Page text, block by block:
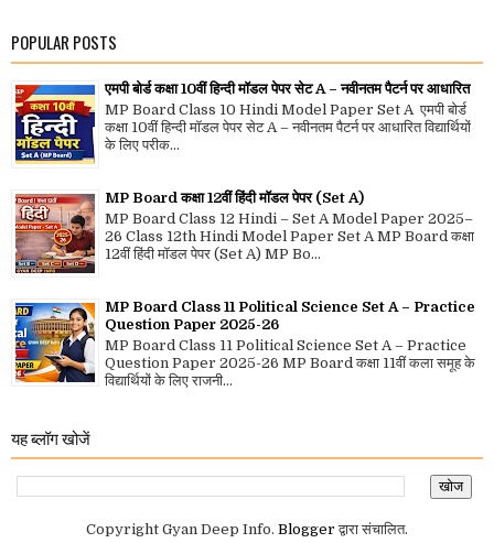
POPULAR POSTS
एमपी बोर्ड कक्षा 10वीं हिन्दी मॉडल पेपर सेट A – नवीनतम पैटर्न पर आधारित
MP Board Class 10 Hindi Model Paper Set A एमपी बोर्ड
कक्षा 10वीं हिन्दी मॉडल पेपर सेट A – नवीनतम पैटर्न पर आधारित विद्यार्थियों
के लिए परीक...
MP Board कक्षा 12वीं हिंदी मॉडल पेपर (Set A)
MP Board Class 12 Hindi – Set A Model Paper 2025–
26 Class 12th Hindi Model Paper Set A MP Board कक्षा
12वीं हिंदी मॉडल पेपर (Set A) MP Bo...
MP Board Class 11 Political Science Set A – Practice
Question Paper 2025-26
MP Board Class 11 Political Science Set A – Practice
Question Paper 2025-26 MP Board कक्षा 11वीं कला समूह के
विद्यार्थियों के लिए राजनी...
यह ब्लॉग खोजें
Copyright Gyan Deep Info. Blogger द्वारा संचालित.